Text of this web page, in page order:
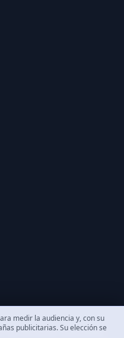
los derechos reservados.
medir la audiencia y, con su
publicitarias. Su elección se